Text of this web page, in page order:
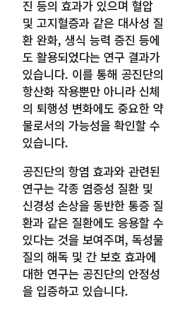
진 등의 효과가 있으며 혈압
및 고지혈증과 같은 대사성 질
환 완화, 생식 능력 증진 등에
도 활용되었다는 연구 결과가
있습니다. 이를 통해 공진단의
항산화 작용뿐만 아니라 신체
의 퇴행성 변화에도 중요한 약
물로서의 가능성을 확인할 수
있습니다.
공진단의 항염 효과와 관련된
연구는 각종 염증성 질환 및
신경성 손상을 동반한 통증 질
환과 같은 질환에도 응용할 수
있다는 것을 보여주며, 독성물
질의 해독 및 간 보호 효과에
대한 연구는 공진단의 안정성
을 입증하고 있습니다.